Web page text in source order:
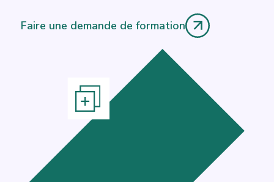
Faire une demande de formation